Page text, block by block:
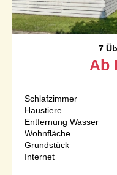
7
Ab
Schlafzimmer
Haustiere
Entfernung Wasser
Wohnfläche
Grundstück
Internet